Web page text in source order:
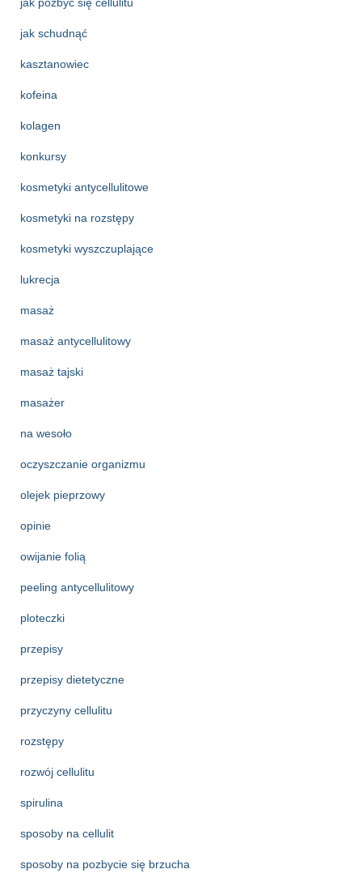
jak schudnąć
kasztanowiec
kofeina
kolagen
konkursy
kosmetyki antycellulitowe
kosmetyki na rozstępy
kosmetyki wyszczuplające
lukrecja
masaż
masaż antycellulitowy
masaż tajski
masażer
na wesoło
oczyszczanie organizmu
olejek pieprzowy
opinie
owijanie folią
peeling antycellulitowy
ploteczki
przepisy
przepisy dietetyczne
przyczyny cellulitu
rozstępy
rozwój cellulitu
spirulina
sposoby na cellulit
sposoby na pozbycie się brzucha